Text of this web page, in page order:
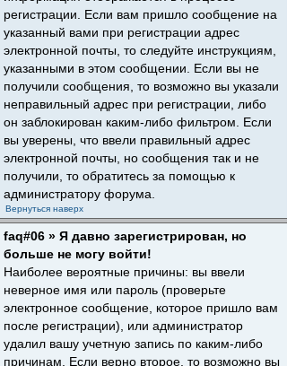
регистрации. Если вам пришло сообщение на
указанный вами при регистрации адрес
электронной почты, то следуйте инструкциям,
указанными в этом сообщении. Если вы не
получили сообщения, то возможно вы указали
неправильный адрес при регистрации, либо
он заблокирован каким-либо фильтром. Если
вы уверены, что ввели правильный адрес
электронной почты, но сообщения так и не
получили, то обратитесь за помощью к
администратору форума.
Вернуться наверх
faq#06 » Я давно зарегистрирован, но
больше не могу войти!
Наиболее вероятные причины: вы ввели
неверное имя или пароль (проверьте
электронное сообщение, которое пришло вам
после регистрации), или администратор
удалил вашу учетную запись по каким-либо
причинам. Если верно второе, то возможно вы